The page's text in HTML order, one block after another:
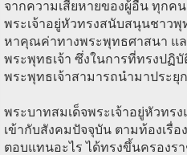
จากความเสียหายของผู้อื่น ทุกค
พระเจ้าอยู่หัวทรงสนับสนุนชาว
หาคุณค่าทางพระพุทธศาสนา แล
พระพุทธเจ้า ซึ่งในการที่ทรงปฏิ
พระพุทธเจ้าสามารถนำมาประยุ
พระบาทสมเด็จพระเจ้าอยู่หัวทร
เข้ากับสังคมปัจจุบัน ตามท้องเรื่
ตอบแทนอะไร ได้ทรงขึ้นครองร